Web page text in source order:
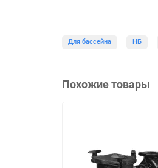
Для бассейна НБ
Похожие товары